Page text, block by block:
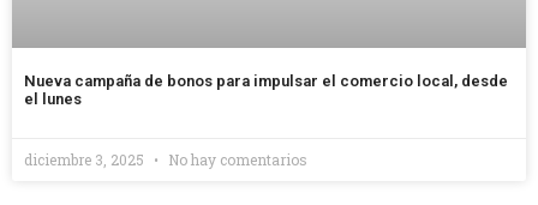
Nueva campaña de bonos para impulsar el comercio local, desde
el lunes
diciembre 3, 2025 No hay comentarios